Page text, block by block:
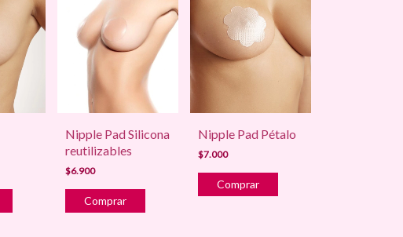
Nipple Pad Silicona
reutilizables
$6.900
Nipple Pad Pétalo
$7.000